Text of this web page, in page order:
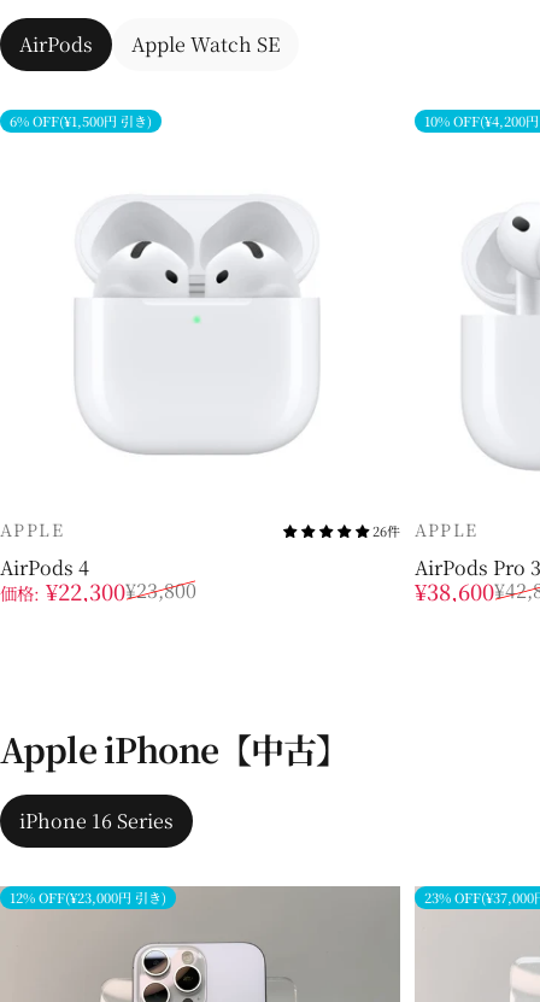
AirPods Apple Watch SE
6% OFF(¥1,500円 引き)
販売業者
APPLE 26件
AirPods 4
販売価格
価格: ¥22,300
通常価格 ¥23,800
10% OFF(¥4,200
販売業者
APPLE
AirPods Pro 3
販売価格
¥38,600
通常価格
Apple iPhone【中古】
iPhone 16 Series
12% OFF(¥23,000円 引き) 23% OFF(¥37,000